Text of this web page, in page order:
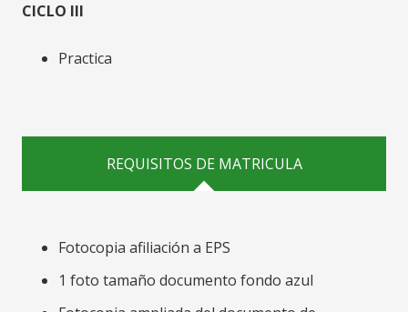
CICLO III
Practica
REQUISITOS DE MATRICULA
Fotocopia afiliación a EPS
1 foto tamaño documento fondo azul